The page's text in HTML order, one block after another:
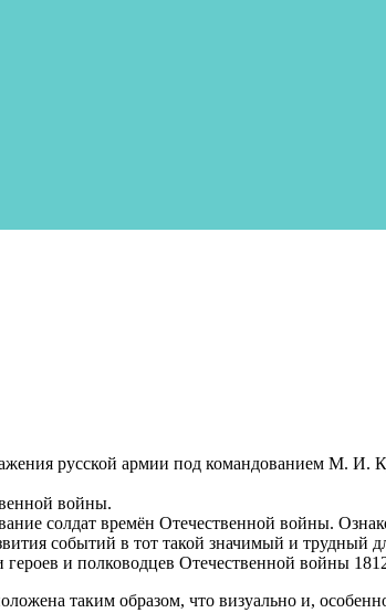
русской армии под командованием М. И.
войны.
солдат времён Отечественной войны.
событий в тот такой значимый и трудный
и полководцев Отечественной войны
таким образом, что визуально и,